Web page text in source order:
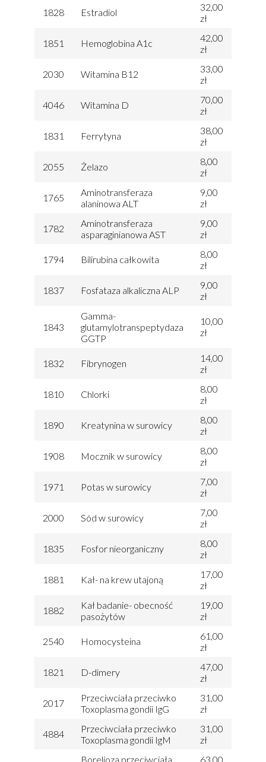
1828 Estradiol
32,00
zł
1851 Hemoglobina A1c
42,00
zł
2030 Witamina B12
33,00
zł
4046 Witamina D
70,00
zł
1831 Ferrytyna
38,00
zł
2055 Żelazo
8,00
zł
1765
Aminotransferaza
alaninowa ALT
9,00
zł
1782
Aminotransferaza
asparaginianowa AST
9,00
zł
1794 Bilirubina całkowita
8,00
zł
1837 Fosfataza alkaliczna ALP
9,00
zł
1843
Gamma-
glutamylotranspeptydaza
GGTP
10,00
zł
1832 Fibrynogen
14,00
zł
1810 Chlorki
8,00
zł
1890 Kreatynina w surowicy
8,00
zł
1908 Mocznik w surowicy
8,00
zł
1971 Potas w surowicy
7,00
zł
2000 Sód w surowicy
7,00
zł
1835 Fosfor nieorganiczny
8,00
zł
1881 Kał- na krew utajoną
17,00
zł
1882
Kał badanie- obecność
pasożytów
19,00
zł
2540 Homocysteina
61,00
zł
1821 D-dimery
47,00
zł
2017
Przeciwciała przeciwko
Toxoplasma gondii IgG
31,00
zł
4884
Przeciwciała przeciwko
Toxoplasma gondii IgM
31,00
zł
Borelioza przeciwciała 63,00